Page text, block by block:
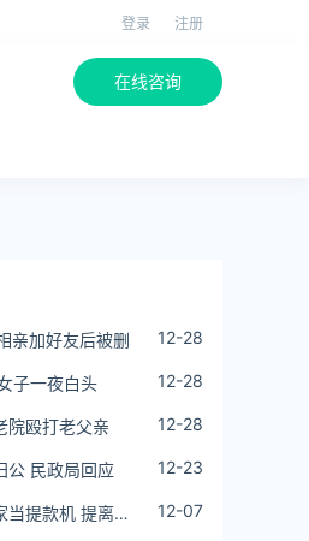
登录 注册
在线咨询
亲加好友后被删 12-28
子一夜白头 12-28
院殴打老父亲 12-28
公 民政局回应 12-23
当提款机 提离婚
12-07